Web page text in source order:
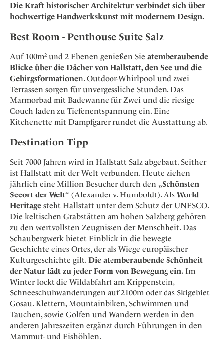
Die Kraft historischer Architektur verbindet sich über
hochwertige Handwerkskunst mit modernem Design.
Best Room - Penthouse Suite Salz
Auf 100m² und 2 Ebenen genießen Sie atemberaubende
Blicke über die Dächer von Hallstatt, den See und die
Gebirgsformationen. Outdoor-Whirlpool und zwei
Terrassen sorgen für unvergessliche Stunden. Das
Marmorbad mit Badewanne für Zwei und die riesige
Couch laden zu Tiefenentspannung ein. Eine
Kitchenette mit Dampfgarer rundet die Ausstattung ab.
Destination Tipp
Seit 7000 Jahren wird in Hallstatt Salz abgebaut. Seither
ist Hallstatt mit der Welt verbunden. Heute ziehen
jährlich eine Million Besucher durch den „Schönsten
Seeort der Welt“ (Alexander v. Humboldt). Als World
Heritage steht Hallstatt unter dem Schutz der UNESCO.
Die keltischen Grabstätten am hohen Salzberg gehören
zu den wertvollsten Zeugnissen der Menschheit. Das
Schaubergwerk bietet Einblick in die bewegte
Geschichte eines Ortes, der als Wiege europäischer
Kulturgeschichte gilt. Die atemberaubende Schönheit
der Natur lädt zu jeder Form von Bewegung ein. Im
Winter lockt die Wildabfahrt am Krippenstein,
Schneeschuhwanderungen auf 2100m oder das Skigebiet
Gosau. Klettern, Mountainbiken, Schwimmen und
Tauchen, sowie Golfen und Wandern werden in den
anderen Jahreszeiten ergänzt durch Führungen in den
Mammut- und Eishöhlen.